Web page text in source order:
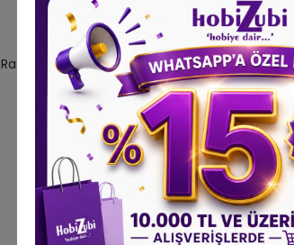
Rattan Doğal Bambu Çubuk 3KG -
2mm Örgü Rattan İp
4.380,00 TL